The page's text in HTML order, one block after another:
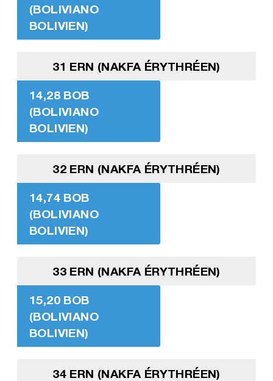
(BOLIVIANO
BOLIVIEN)
31 ERN (NAKFA ÉRYTHRÉEN)
14,28 BOB
(BOLIVIANO
BOLIVIEN)
32 ERN (NAKFA ÉRYTHRÉEN)
14,74 BOB
(BOLIVIANO
BOLIVIEN)
33 ERN (NAKFA ÉRYTHRÉEN)
15,20 BOB
(BOLIVIANO
BOLIVIEN)
34 ERN (NAKFA ÉRYTHRÉEN)